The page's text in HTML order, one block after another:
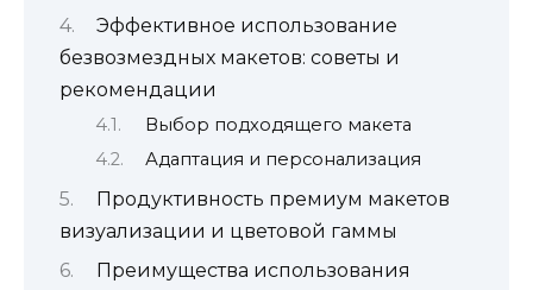
Эффективное использование
безвозмездных макетов: советы и
рекомендации
Выбор подходящего макета
Адаптация и персонализация
Продуктивность премиум макетов
визуализации и цветовой гаммы
Преимущества использования